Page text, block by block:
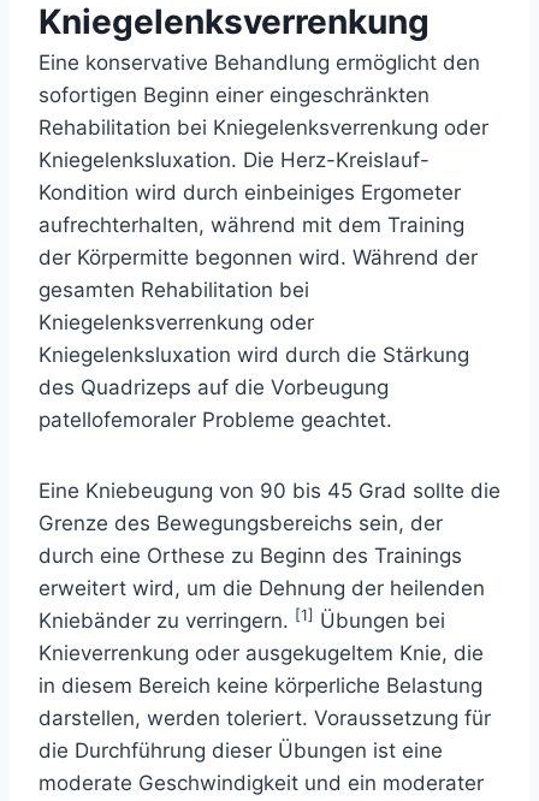
Kniegelenksverrenkung
Eine konservative Behandlung ermöglicht den
sofortigen Beginn einer eingeschränkten
Rehabilitation bei Kniegelenksverrenkung oder
Kniegelenksluxation. Die Herz-Kreislauf-
Kondition wird durch einbeiniges Ergometer
aufrechterhalten, während mit dem Training
der Körpermitte begonnen wird. Während der
gesamten Rehabilitation bei
Kniegelenksverrenkung oder
Kniegelenksluxation wird durch die Stärkung
des Quadrizeps auf die Vorbeugung
patellofemoraler Probleme geachtet.
Eine Kniebeugung von 90 bis 45 Grad sollte die
Grenze des Bewegungsbereichs sein, der
durch eine Orthese zu Beginn des Trainings
erweitert wird, um die Dehnung der heilenden
Kniebänder zu verringern. [1] Übungen bei
Knieverrenkung oder ausgekugeltem Knie, die
in diesem Bereich keine körperliche Belastung
darstellen, werden toleriert. Voraussetzung für
die Durchführung dieser Übungen ist eine
moderate Geschwindigkeit und ein moderater